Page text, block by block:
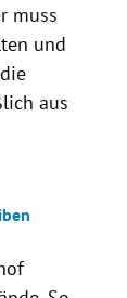
muss
und
aus